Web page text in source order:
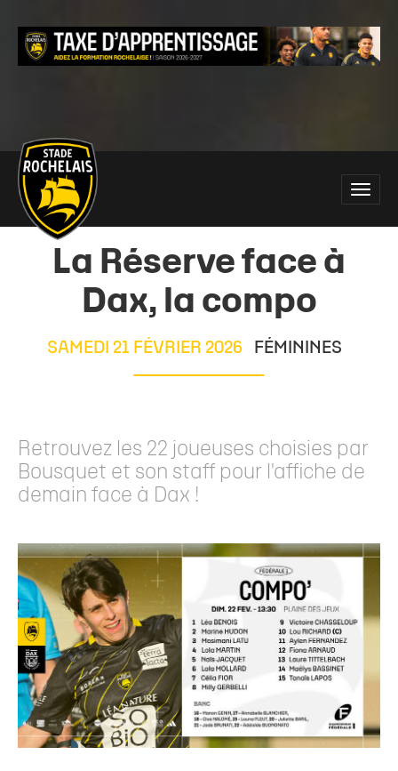
Main
site
navigation
Toggle
La Réserve face à
Dax, la compo
SAMEDI 21 FÉVRIER 2026 FÉMININES
Retrouvez les 22 joueuses choisies par
Bousquet et son staff pour l'affiche de
demain face à Dax !